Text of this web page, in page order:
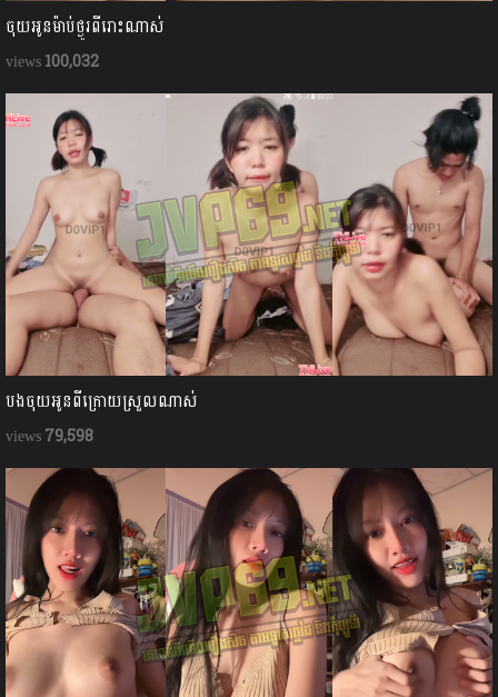
ចុយអូនម៉ាប់ថ្ងូរពីរោះណាស់
100,032
បងចុយអូនពីក្រោយស្រួលណាស់
79,598